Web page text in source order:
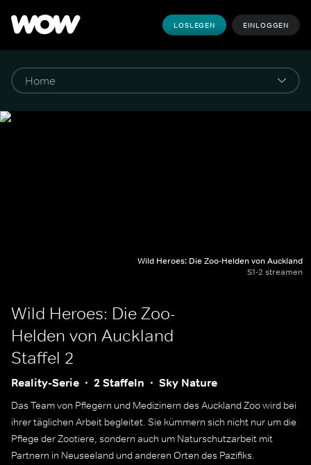
LOSLEGEN EINLOGGEN
Wild Heroes: Die Zoo-Helden von Auckland
S1-2 streamen
Wild Heroes: Die Zoo-
Helden von Auckland
Staffel 2
Reality-Serie 2 Staffeln Sky Nature
Das Team von Pflegern und Medizinern des Auckland Zoo wird bei
ihrer täglichen Arbeit begleitet. Sie kümmern sich nicht nur um die
Pflege der Zootiere, sondern auch um Naturschutzarbeit mit
Partnern in Neuseeland und anderen Orten des Pazifiks.